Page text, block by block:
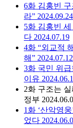
6화 김홍빈
라” 2024.09.24
5화 김홍빈
다 2024.07.19
4화 “외교적
해” 2024.07.12
3화 국민 위
이유
2화 구조는
정부
1화 ‘산악영
었다